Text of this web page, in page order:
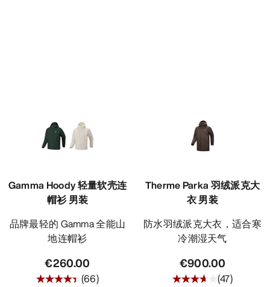
Gamma Hoody 轻量软壳连
帽衫 男装
品牌最轻的 Gamma 全能山
地连帽衫
€260.00
(66)
Therme Parka 羽绒派克大
衣 男装
防水羽绒派克大衣，适合寒
冷潮湿天气
€900.00
(47)